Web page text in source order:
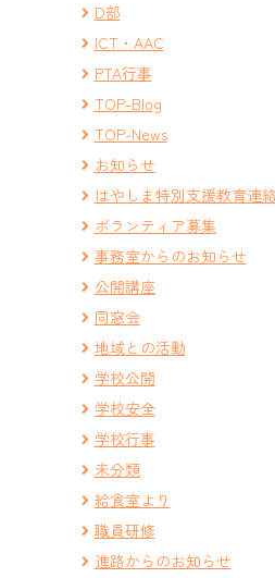
D部
ICT・AAC
PTA行事
TOP-Blog
TOP-News
お知らせ
はやしま特別支援教育連
ボランティア募集
事務室からのお知らせ
公開講座
同窓会
地域との活動
学校公開
学校安全
学校行事
未分類
給食室より
職員研修
進路からのお知らせ